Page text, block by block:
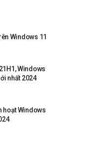
Windows 11
Windows
nhất 2024
hoạt Windows